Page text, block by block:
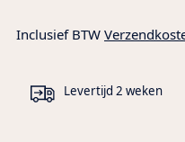
Inclusief BTW
Levertijd 2 weken